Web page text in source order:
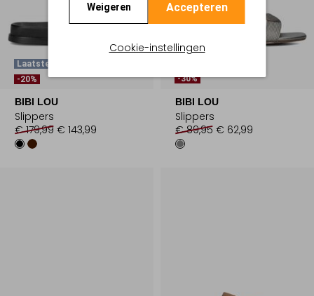
Weigeren Accepteren
Cookie-instellingen
Laatste Items
-20%
BIBI LOU
Slippers
€ 179,99 € 143,99
-30%
BIBI LOU
Slippers
€ 89,95 € 62,99